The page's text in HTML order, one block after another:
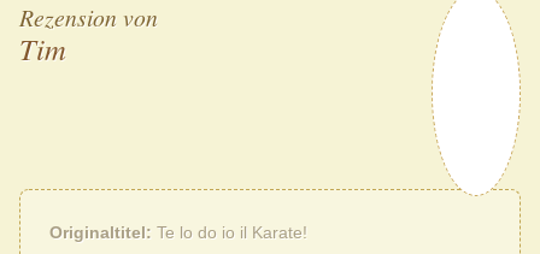
Rezension von
Tim
Originaltitel Te lo do io il Karate!